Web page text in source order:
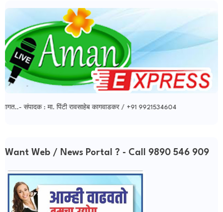
: मा. पिंटी रावसाहेब कागवाडकर / +91 9921534604
Want Web / News Portal ? - Call 9890 546 909